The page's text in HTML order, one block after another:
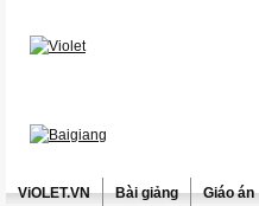
ViOLET.VN Bài giảng Giáo án